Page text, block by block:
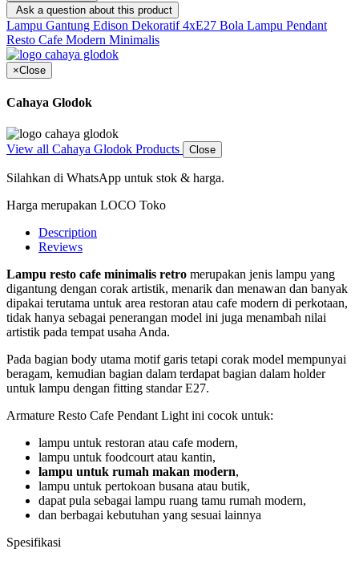
Ask a question about this product
Lampu Gantung Edison Dekoratif 4xE27 Bola Lampu Pendant
Resto Cafe Modern Minimalis
×Close
Cahaya Glodok
View all Cahaya Glodok Products Close
Silahkan di WhatsApp untuk stok & harga.
Harga merupakan LOCO Toko
Description
Reviews
Lampu resto cafe minimalis retro merupakan jenis lampu yang
digantung dengan corak artistik, menarik dan menawan dan banyak
dipakai terutama untuk area restoran atau cafe modern di perkotaan,
tidak hanya sebagai penerangan model ini juga menambah nilai
artistik pada tempat usaha Anda.
Pada bagian body utama motif garis tetapi corak model mempunyai
beragam, kemudian bagian dalam terdapat bagian dalam holder
untuk lampu dengan fitting standar E27.
Armature Resto Cafe Pendant Light ini cocok untuk:
lampu untuk restoran atau cafe modern,
lampu untuk foodcourt atau kantin,
lampu untuk rumah makan modern,
lampu untuk pertokoan busana atau butik,
dapat pula sebagai lampu ruang tamu rumah modern,
dan berbagai kebutuhan yang sesuai lainnya
Spesifikasi